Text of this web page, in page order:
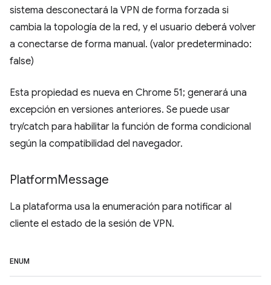
sistema desconectará la VPN de forma forzada si
cambia la topología de la red, y el usuario deberá volver
a conectarse de forma manual. (valor predeterminado:
false)
Esta propiedad es nueva en Chrome 51; generará una
excepción en versiones anteriores. Se puede usar
try/catch para habilitar la función de forma condicional
según la compatibilidad del navegador.
PlatformMessage
La plataforma usa la enumeración para notificar al
cliente el estado de la sesión de VPN.
ENUM